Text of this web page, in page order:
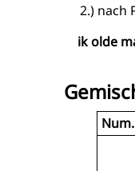
2.) nach
ik olde
Num.